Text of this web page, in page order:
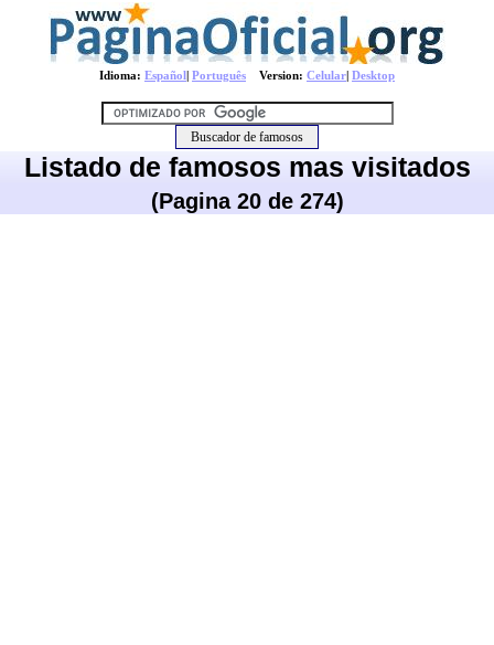
Idioma: Español| Português Version: Celular| Desktop
Listado de famosos mas visitados
(Pagina 20 de 274)